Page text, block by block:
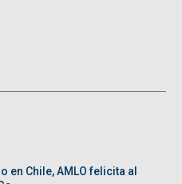
en Chile, AMLO felicita al